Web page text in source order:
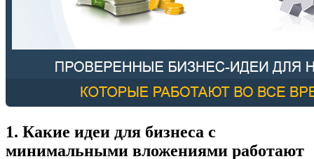
1. Какие идеи для бизнеса с
минимальными вложениями работают